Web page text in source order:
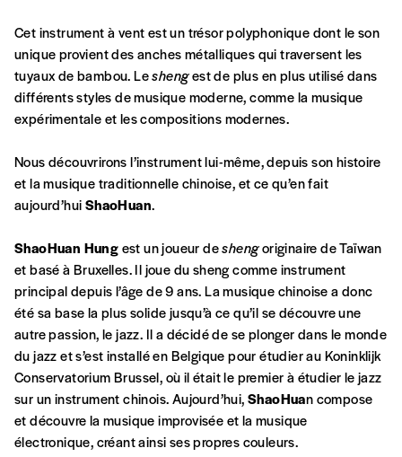
Créer un
compte
d’affirmer notre attachement aux valeurs de
solidarité, nous vous proposons d’estimer
vous-mêmes le coût de notre publication.
Cette valeur peut donc être inférieure, égale
ou supérieure au prix indicatif. De cette
de rédaction selon vos moyens et vos
motivations.
Vous vous abonnez pour l’année civile en
cours ou vous commandez au numéro.
Vous indiquez si vous souhaitez recevoir la
revue en format papier ou numérique.
Vous renseignez vos coordonnées.
Vous versez le montant de votre choix sur le
compteIBAN BE34 0010 7305
2190avec en communication le numéro de
la commande renseigné dans le mail de
confirmation et la mention “participation
Cet instrument à vent est un trésor polyphonique dont le son
unique provient des anches métalliques qui traversent les
tuyaux de bambou. Leshengest de plus en plus utilisé dans
différents styles de musique moderne, comme la musique
expérimentale et les compositions modernes.
Nous découvrirons l’instrument lui-même, depuis son histoire
et la musique traditionnelle chinoise, et ce qu’en fait
aujourd’huiShaoHuan.
ShaoHuan Hungest un joueur deshengoriginaire de Taïwan
et basé à Bruxelles. Il joue du sheng comme instrument
principal depuis l’âge de 9 ans. La musique chinoise a donc
été sa base la plus solide jusqu’à ce qu’il se découvre une
autre passion, le jazz. Il a décidé de se plonger dans le monde
du jazz et s’est installé en Belgique pour étudier au Koninklijk
Conservatorium Brussel, où il était le premier à étudier le jazz
sur un instrument chinois. Aujourd’hui,ShaoHuan compose
et découvre la musique improvisée et la musique
électronique, créant ainsi ses propres couleurs.